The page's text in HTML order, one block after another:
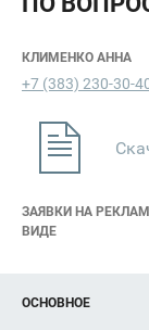
КЛИМЕНКО АННА
+7 (383) 230-30-
ЗАЯВКИ НА
ВИДЕ
ОСНОВНОЕ